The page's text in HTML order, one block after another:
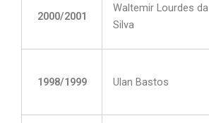
2000/2001
Waltemir Lourdes da
Silva
1998/1999 Ulan Bastos